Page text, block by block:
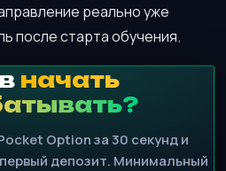
реально уже
после старта обучения.
начать
Option за 30 секунд и
депозит. Минимальный